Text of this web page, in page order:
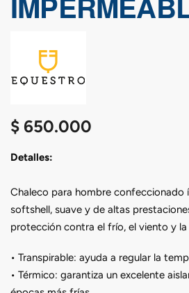
$ 650.000
Detalles:
Chaleco para hombre confeccionado
softshell, suave y de altas
protección contra el frío, el viento y la
• Transpirable: ayuda a regular la
• Térmico: garantiza un excelente